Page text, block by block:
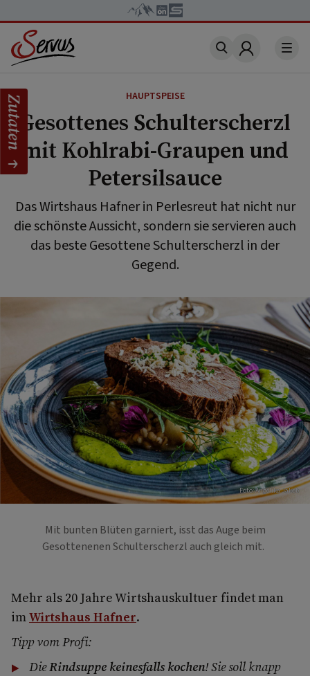
Account
HAUPTSPEISE
Gesottenes Schulterscherzl
mit Kohlrabi-Graupen und
Petersilsauce
Das Wirtshaus Hafner in Perlesreut hat nicht nur
die schönste Aussicht, sondern sie servieren auch
das beste Gesottene Schulterscherzl in der
Gegend.
Foto: Angelika Jakob
Mit bunten Blüten garniert, isst das Auge beim
Gesottenenen Schulterscherzl auch gleich mit.
Mehr als 20 Jahre Wirtshauskultuer findet man
imWirtshaus Hafner.
Tipp vom Profi:
DieRindsuppe keinesfalls kochen! Sie soll knapp
Zutaten